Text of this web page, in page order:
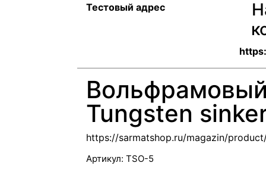
Тестовый адрес
Вольфрамовый
Tungsten
https://sarmatshop.ru/magazin/
Артикул: TSO-5